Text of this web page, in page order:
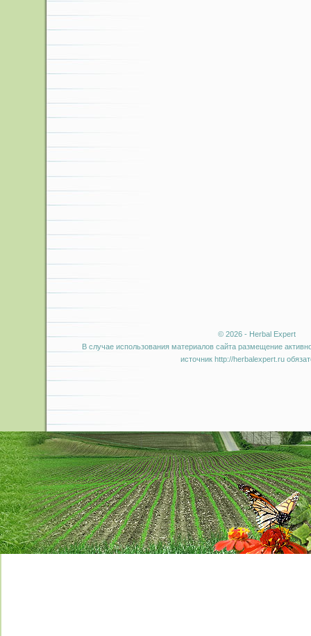
© 2026 - Herbal Expert
В случае использования материалов сайта размещение
источник http://herbalexpert.ru